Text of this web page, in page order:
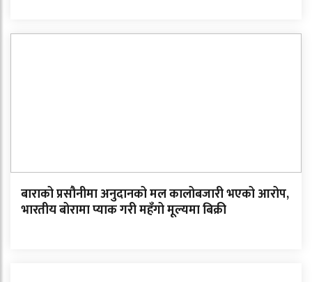
बाराको प्रसौनीमा अनुदानको मल कालोबजारी भएको आरोप,
भारतीय बोरामा प्याक गरी महँगो मूल्यमा बिक्री